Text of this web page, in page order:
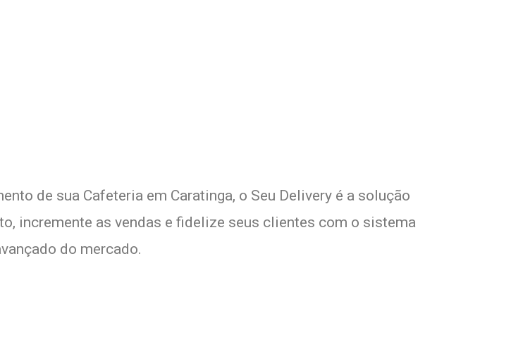
de sua Cafeteria em Caratinga, o Seu Delivery é a solução
incremente as vendas e fidelize seus clientes com o sistema
do mercado.